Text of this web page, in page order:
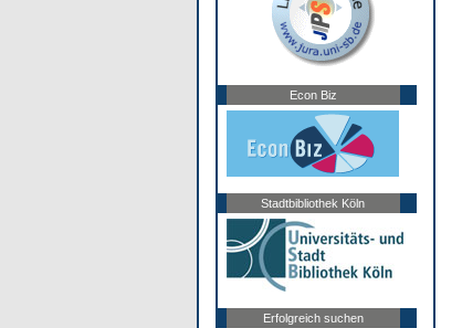
Econ Biz
Stadtbibliothek Köln
Erfolgreich suchen